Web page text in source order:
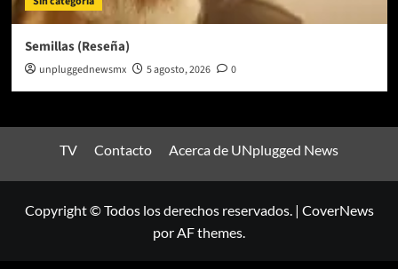
Semillas (Reseña)
unpluggednewsmx 5 agosto, 2026 0
TV Contacto Acerca de UNplugged News
Copyright © Todos los derechos reservados. | CoverNews
por AF themes.